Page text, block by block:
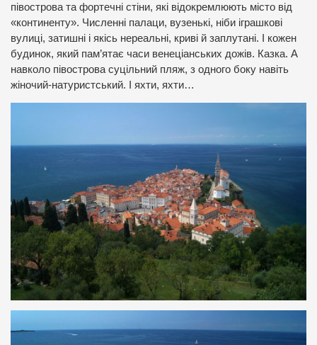
півострова та фортечні стіни, які відокремлюють місто від
«континенту». Численні палаци, вузенькі, ніби іграшкові
вулиці, затишні і якісь нереальні, криві й заплутані. І кожен
будинок, який пам’ятає часи венеціанських дожів. Казка. А
навколо півострова суцільний пляж, з одного боку навіть
жіночий-натуристський. І яхти, яхти…